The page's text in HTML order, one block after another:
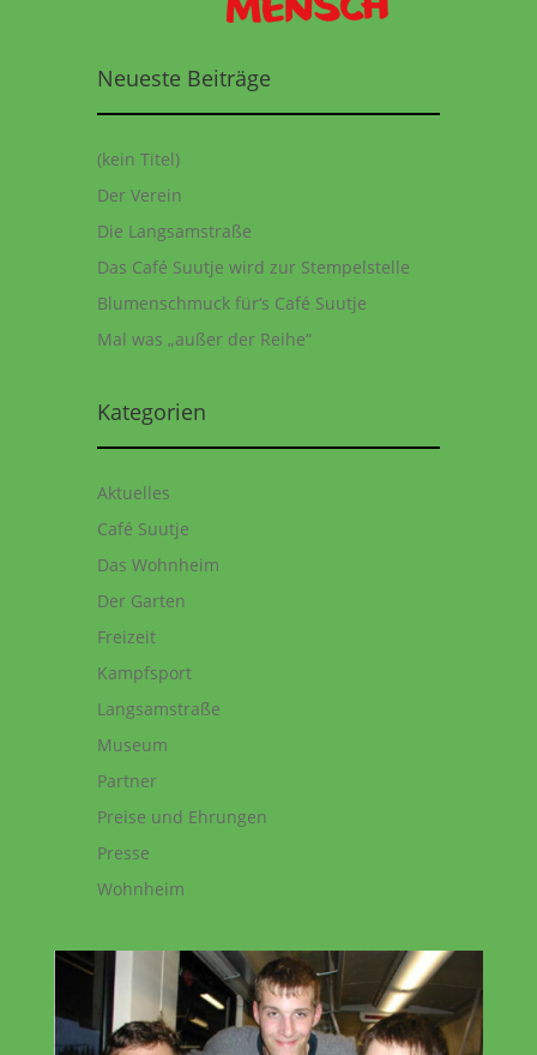
Neueste Beiträge
(kein Titel)
Der Verein
Die Langsamstraße
Das Café Suutje wird zur Stempelstelle
Blumenschmuck für‘s Café Suutje
Mal was „außer der Reihe“
Kategorien
Aktuelles
Café Suutje
Das Wohnheim
Der Garten
Freizeit
Kampfsport
Langsamstraße
Museum
Partner
Preise und Ehrungen
Presse
Wohnheim